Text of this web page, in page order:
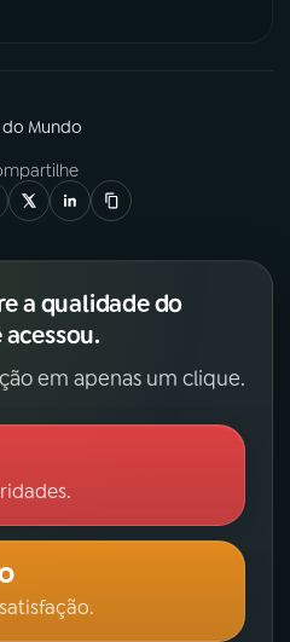
do Mundo
a qualidade do
em apenas um clique.